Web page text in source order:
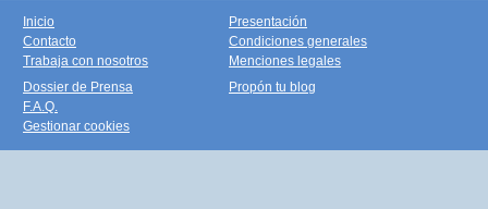
Inicio
Contacto
Trabaja con nosotros
Presentación
Condiciones generales
Menciones legales
Dossier de Prensa
F.A.Q.
Gestionar cookies
Propón tu blog